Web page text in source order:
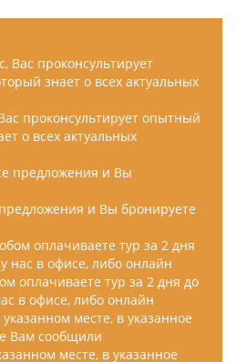
проконсультирует опытный
о всех актуальных
и Вы бронируете
оплачиваете тур за 2 дня до
в офисе, либо онлайн
месте, в указанное